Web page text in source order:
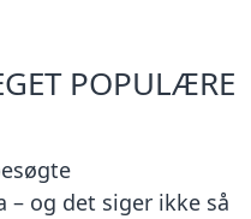
POPULÆRE
og det siger ikke så